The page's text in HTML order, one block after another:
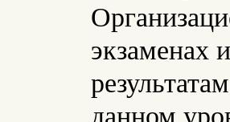
экзаменах
данном